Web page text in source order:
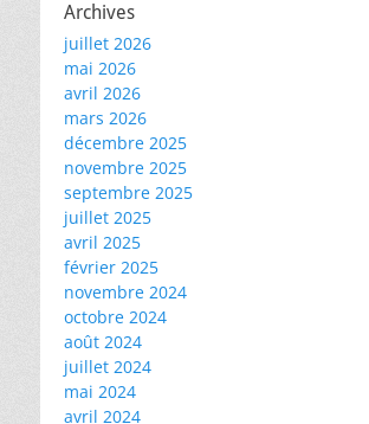
Archives
juillet 2026
mai 2026
avril 2026
mars 2026
décembre 2025
novembre 2025
septembre 2025
juillet 2025
avril 2025
février 2025
novembre 2024
octobre 2024
août 2024
juillet 2024
mai 2024
avril 2024